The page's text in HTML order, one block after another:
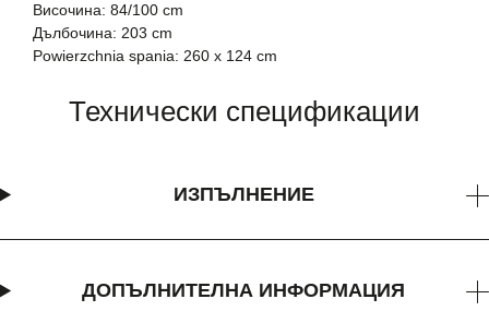
Височина: 84/100 cm
Дълбочина: 203 cm
Powierzchnia spania: 260 x 124 cm
Технически спецификации
ИЗПЪЛНЕНИЕ
ДОПЪЛНИТЕЛНА ИНФОРМАЦИЯ